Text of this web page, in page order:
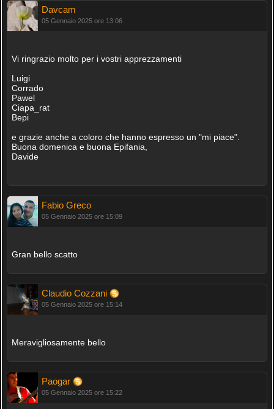
Davcam
05 Gennaio 2025 ore 13:06
Vi ringrazio molto per i vostri apprezzamenti
Luigi
Corrado
Pawel
Ciapa_rat
Bepi
e grazie anche a coloro che hanno espresso un "mi piace".
Buona domenica e buona Epifania,
Davide
Fabio Greco
05 Gennaio 2025 ore 15:09
Gran bello scatto
Claudio Cozzani
05 Gennaio 2025 ore 15:14
Meravigliosamente bello
Paogar
05 Gennaio 2025 ore 15:22